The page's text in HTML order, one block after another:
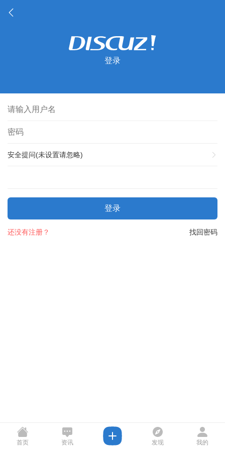
登录
安全提问(未设置请忽略)
登录
找回密码
还没有注册？
首页 资讯 发现 我的